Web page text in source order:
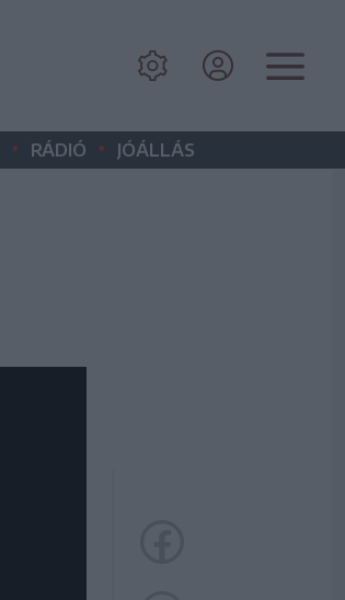
• RÁDIÓ • JÓÁLLÁS